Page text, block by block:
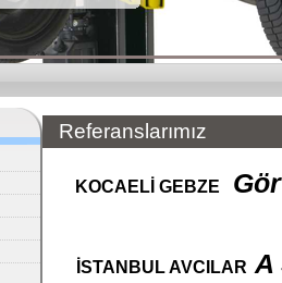
Referanslarımız
KOCAELİ GEBZE
İSTANBUL AVCILAR A